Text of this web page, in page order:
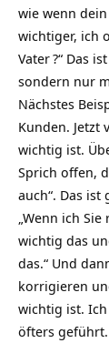
wie wenn dein
wichtiger, ich
Vater?“ Das
sondern nur
Nächstes
Kunden. Jetzt
wichtig ist.
Sprich offen,
auch“. Das
„Wenn ich
wichtig das
das.“ Und
korrigieren
wichtig ist.
öfters